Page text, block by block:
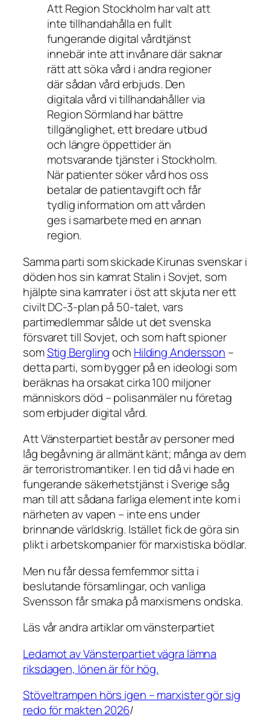
Att Region Stockholm har valt att
inte tillhandahålla en fullt
fungerande digital vårdtjänst
innebär inte att invånare där saknar
rätt att söka vård i andra regioner
där sådan vård erbjuds. Den
digitala vård vi tillhandahåller via
Region Sörmland har bättre
tillgänglighet, ett bredare utbud
och längre öppettider än
motsvarande tjänster i Stockholm.
När patienter söker vård hos oss
betalar de patientavgift och får
tydlig information om att vården
ges i samarbete med en annan
region.
Samma parti som skickade Kirunas svenskar i
döden hos sin kamrat Stalin i Sovjet, som
hjälpte sina kamrater i öst att skjuta ner ett
civilt DC-3-plan på 50-talet, vars
partimedlemmar sålde ut det svenska
försvaret till Sovjet, och som haft spioner
somStig Berglingoch Hilding Andersson –
detta parti, som bygger på en ideologi som
beräknas ha orsakat cirka 100 miljoner
människors död – polisanmäler nu företag
som erbjuder digital vård.
Att Vänsterpartiet består av personer med
låg begåvning är allmänt känt; många av dem
är terroristromantiker. I en tid då vi hade en
fungerande säkerhetstjänst i Sverige såg
man till att sådana farliga element inte kom i
närheten av vapen – inte ens under
brinnande världskrig. Istället fick de göra sin
plikt i arbetskompanier för marxistiska bödlar.
Men nu får dessa femfemmor sitta i
beslutande församlingar, och vanliga
Svensson får smaka på marxismens ondska.
Läs vår andra artiklar om vänsterpartiet
Ledamot av Vänsterpartiet vägra lämna
riksdagen, lönen är för hög.
Stöveltrampen hörs igen – marxister gör sig
redo för makten 2026/